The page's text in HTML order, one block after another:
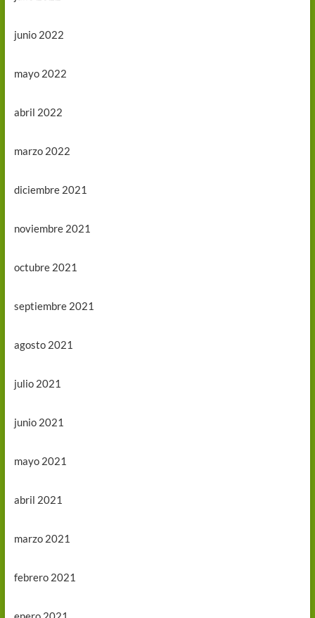
junio 2022
mayo 2022
abril 2022
marzo 2022
diciembre 2021
noviembre 2021
octubre 2021
septiembre 2021
agosto 2021
julio 2021
junio 2021
mayo 2021
abril 2021
marzo 2021
febrero 2021